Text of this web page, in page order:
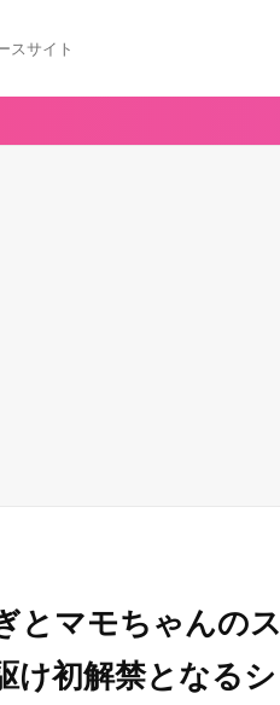
スサイト
とマモちゃんのス
け初解禁となるシ